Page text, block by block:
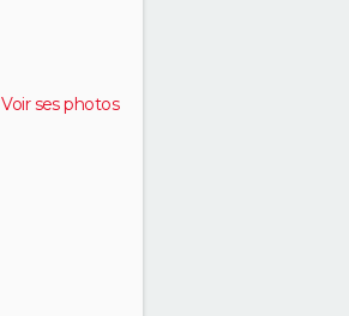
Voir ses photos